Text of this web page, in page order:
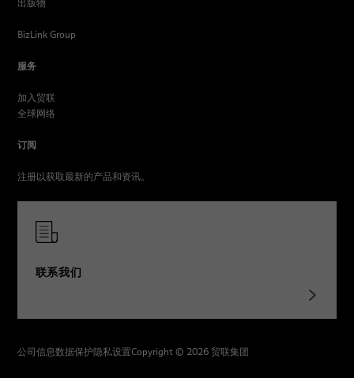
出版物
BizLink Group
服务
加入贸联
全球网络
订阅
注册以获取最新的产品和资讯。
联系我们
公司信息数据保护隐私设置Copyright © 2026 贸联集团